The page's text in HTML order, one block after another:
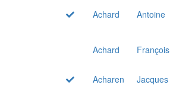
Achard
Antoine
Achard
François
Acharen
Jacques